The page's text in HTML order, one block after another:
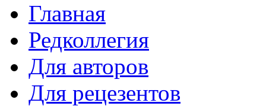
Главная
Редколлегия
Для авторов
Для рецезентов